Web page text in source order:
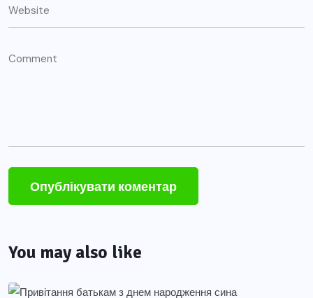
You may also like